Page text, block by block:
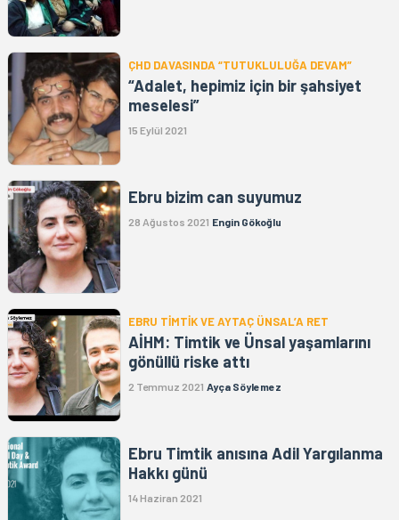
ÇHD DAVASINDA “TUTUKLULUĞA DEVAM”
“Adalet, hepimiz için bir şahsiyet
meselesi”
15 Eylül 2021
Ebru bizim can suyumuz
28 Ağustos 2021 Engin Gökoğlu
EBRU TİMTİK VE AYTAÇ ÜNSAL’A RET
AİHM: Timtik ve Ünsal yaşamlarını
gönüllü riske attı
2 Temmuz 2021 Ayça Söylemez
Ebru Timtik anısına Adil Yargılanma
Hakkı günü
14 Haziran 2021